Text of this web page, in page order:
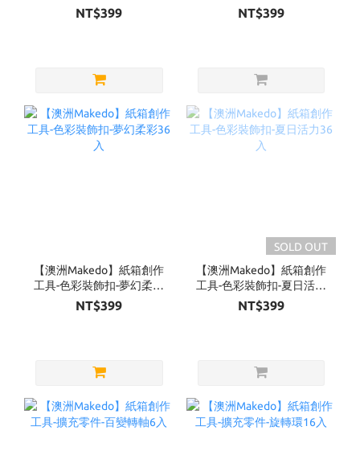
36入
NT$399
36入
NT$399
【澳洲Makedo】紙箱創作
工具-色彩裝飾扣-夢幻柔彩
36入
NT$399
SOLD OUT
【澳洲Makedo】紙箱創作
工具-色彩裝飾扣-夏日活力
36入
NT$399